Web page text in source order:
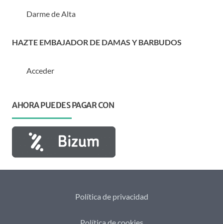
Darme de Alta
HAZTE EMBAJADOR DE DAMAS Y BARBUDOS
Acceder
AHORA PUEDES PAGAR CON
Política de privacidad